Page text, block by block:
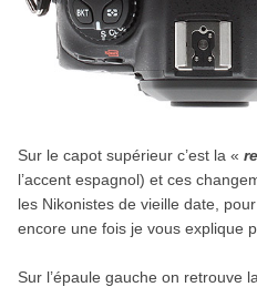
Sur le capot supérieur c’est la «
l’accent espagnol) et ces
les Nikonistes de vieille date,
encore une fois je vous explique
Sur l’épaule gauche on retrouve